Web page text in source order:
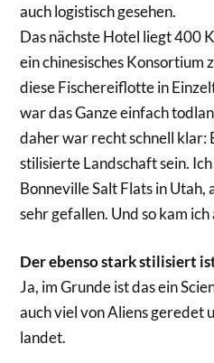
auch logistisch gesehen.
Das nächste Hotel liegt 400
ein chinesisches Konsortium
diese Fischereiflotte in
war das Ganze einfach
daher war recht schnell klar:
stilisierte Landschaft sein.
Bonneville Salt Flats in Utah,
sehr gefallen. Und so kam
Der ebenso stark stilisiert
Ja, im Grunde ist das ein
auch viel von Aliens geredet
landet.